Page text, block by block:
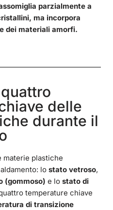
parzialmente a
ma incorpora
dei materiali amorfi.
delle
durante il
materie plastiche
lo stato vetroso,
(gommoso) e lo stato di
temperature chiave
di transizione